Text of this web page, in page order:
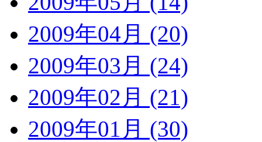
2009年04月 (20)
2009年03月 (24)
2009年02月 (21)
2009年01月 (30)